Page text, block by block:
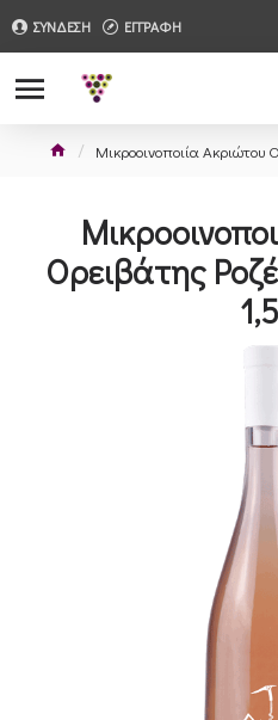
ΣΥΝΔΕΣΗ ΕΓΓΡΑΦΗ
Μικροοινοποιία Ακριώτου
Ορειβάτης